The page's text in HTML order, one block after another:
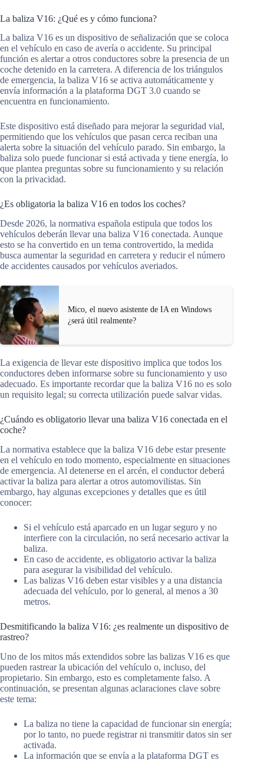
La baliza V16: ¿Qué es y cómo funciona?
La baliza V16 es un dispositivo de señalización que se coloca
en el vehículo en caso de avería o accidente. Su principal
función es alertar a otros conductores sobre la presencia de un
coche detenido en la carretera. A diferencia de los triángulos
de emergencia, la baliza V16 se activa automáticamente y
envía información a la plataforma DGT 3.0 cuando se
encuentra en funcionamiento.
Este dispositivo está diseñado para mejorar la seguridad vial,
permitiendo que los vehículos que pasan cerca reciban una
alerta sobre la situación del vehículo parado. Sin embargo, la
baliza solo puede funcionar si está activada y tiene energía, lo
que plantea preguntas sobre su funcionamiento y su relación
con la privacidad.
¿Es obligatoria la baliza V16 en todos los coches?
Desde 2026, la normativa española estipula que todos los
vehículos deberán llevar una baliza V16 conectada. Aunque
esto se ha convertido en un tema controvertido, la medida
busca aumentar la seguridad en carretera y reducir el número
de accidentes causados por vehículos averiados.
Mico, el nuevo asistente de IA en Windows
¿será útil realmente?
La exigencia de llevar este dispositivo implica que todos los
conductores deben informarse sobre su funcionamiento y uso
adecuado. Es importante recordar que la baliza V16 no es solo
un requisito legal; su correcta utilización puede salvar vidas.
¿Cuándo es obligatorio llevar una baliza V16 conectada en el
coche?
La normativa establece que la baliza V16 debe estar presente
en el vehículo en todo momento, especialmente en situaciones
de emergencia. Al detenerse en el arcén, el conductor deberá
activar la baliza para alertar a otros automovilistas. Sin
embargo, hay algunas excepciones y detalles que es útil
conocer:
Si el vehículo está aparcado en un lugar seguro y no
interfiere con la circulación, no será necesario activar la
baliza.
En caso de accidente, es obligatorio activar la baliza
para asegurar la visibilidad del vehículo.
Las balizas V16 deben estar visibles y a una distancia
adecuada del vehículo, por lo general, al menos a 30
metros.
Desmitificando la baliza V16: ¿es realmente un dispositivo de
rastreo?
Uno de los mitos más extendidos sobre las balizas V16 es que
pueden rastrear la ubicación del vehículo o, incluso, del
propietario. Sin embargo, esto es completamente falso. A
continuación, se presentan algunas aclaraciones clave sobre
este tema:
La baliza no tiene la capacidad de funcionar sin energía;
por lo tanto, no puede registrar ni transmitir datos sin ser
activada.
La información que se envía a la plataforma DGT es